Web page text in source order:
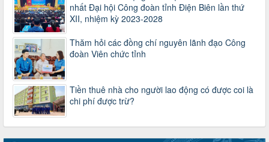
Hướng dẫn Công đoàn với việc tổ chức và hoạt động của
Ban Thanh tra Nhân dân
Thời gian đăng: 27/12/2024
lượt xem: 4946 | lượt tải:1351
35/HD-TLĐ
Hướng dẫn thực hiện một số nội dung chi liên quan đến
công tác kiểm tra, giám sát tại Công đoàn cơ sở
Thời gian đăng: 27/12/2024
lượt xem: 2073 | lượt tải:507
50/2024/QH/15
Luật Công đoàn 2024
nhất Đại hội Công đoàn tỉnh Điện Biên lần thứ
XII, nhiệm kỳ 2023-2028
Thăm hỏi các đồng chí nguyên lãnh đạo Công
đoàn Viên chức tỉnh
Tiền thuê nhà cho người lao động có được coi là
chi phí được trừ?